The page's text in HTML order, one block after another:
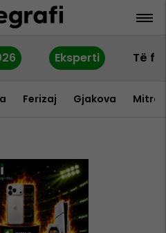
Eksperti Të
Ferizaj Gjakova